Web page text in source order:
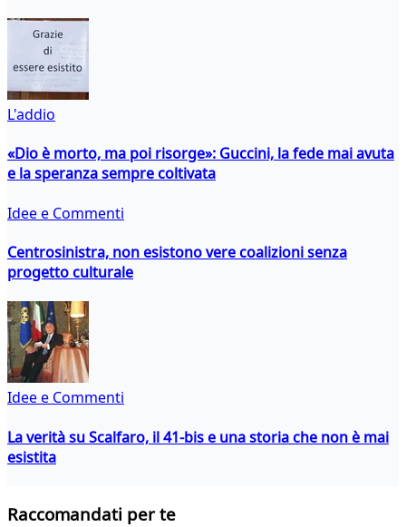
L'addio
«Dio è morto, ma poi risorge»: Guccini, la fede mai avuta
e la speranza sempre coltivata
Idee e Commenti
Centrosinistra, non esistono vere coalizioni senza
progetto culturale
Idee e Commenti
La verità su Scalfaro, il 41-bis e una storia che non è mai
esistita
Raccomandati per te